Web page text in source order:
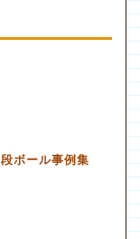
段ボール事例集